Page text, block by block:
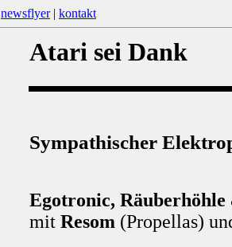
newsflyer| kontakt
Atari sei Dank
Sympathischer
Egotronic, Räuberhöhle
mit Resom (Propellas)